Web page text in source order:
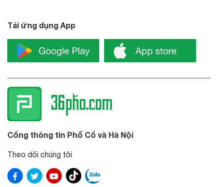
Tải ứng dụng App
Cổng thông tin Phố Cổ và Hà Nội
Theo dõi chúng tôi